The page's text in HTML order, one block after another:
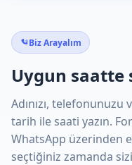
Biz Arayalım
Uygun saatte
Adınızı,
tarih ile saati yazın.
WhatsApp üzerinden
seçtiğiniz zamanda